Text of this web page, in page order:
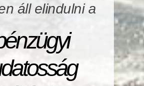
áll elindulni a